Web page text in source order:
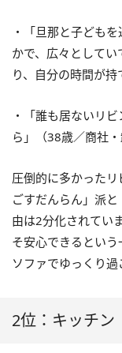
・「旦那と子ども
かで、広々として
り、自分の時間が持
・「誰も居ないリ
ら」（38歳／商社・
圧倒的に多かった
ごすだんらん」派
由は2分化されてい
そ安心できるとい
ソファでゆっくり過
2位：キッチン